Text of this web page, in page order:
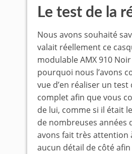
Le test de la
Nous avons souhaité
valait réellement ce
modulable AMX 910 Noir
pourquoi nous l’avons
vue d’en réaliser un test
complet afin que vous
de lui, comme si il était
de nombreuses années
avons fait très attention
aucun détail de côté